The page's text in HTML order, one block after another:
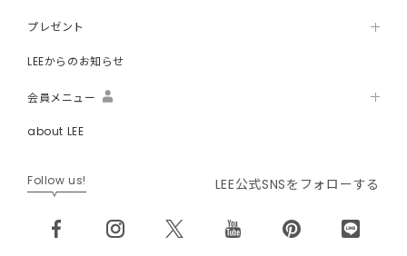
プレゼント
LEEからのお知らせ
会員メニュー
about LEE
Follow us! LEE公式SNSをフォローする